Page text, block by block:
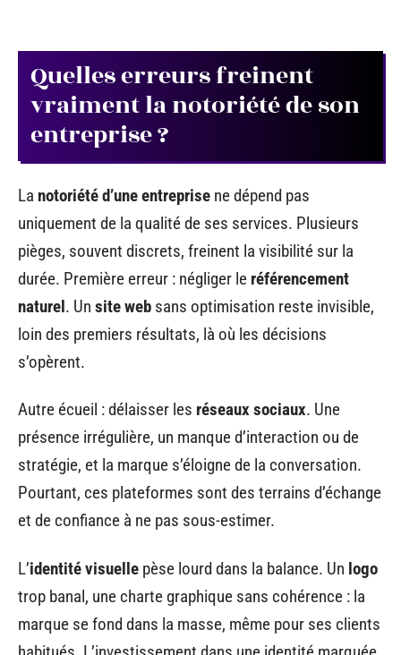
Quelles erreurs freinent
vraiment la notoriété de son
entreprise ?
La notoriété d’une entreprise ne dépend pas
uniquement de la qualité de ses services. Plusieurs
pièges, souvent discrets, freinent la visibilité sur la
durée. Première erreur : négliger le référencement
naturel. Un site web sans optimisation reste invisible,
loin des premiers résultats, là où les décisions
s’opèrent.
Autre écueil : délaisser les réseaux sociaux. Une
présence irrégulière, un manque d’interaction ou de
stratégie, et la marque s’éloigne de la conversation.
Pourtant, ces plateformes sont des terrains d’échange
et de confiance à ne pas sous-estimer.
L’identité visuelle pèse lourd dans la balance. Un logo
trop banal, une charte graphique sans cohérence : la
marque se fond dans la masse, même pour ses clients